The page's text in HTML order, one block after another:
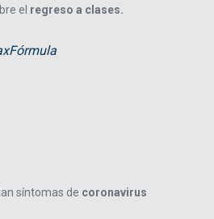
el regreso a clases.
síntomas de coronavirus